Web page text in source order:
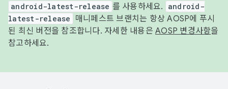
android-latest-release 를 사용하세요.
android-
latest-release
매니페스트 브랜치는 항상 AOSP에 푸시
된 최신 버전을 참조합니다. 자세한 내용은 AOSP 변경사항을
참고하세요.